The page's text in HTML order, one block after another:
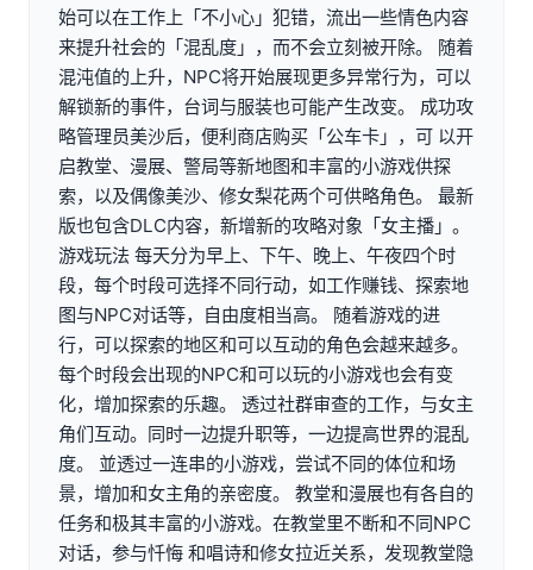
始可以在工作上「不小心」犯错，流出一些情色内容
来提升社会的「混乱度」，而不会立刻被开除。 随着
混沌值的上升，NPC将开始展现更多异常行为，可以
解锁新的事件，台词与服装也可能产生改变。 成功攻
略管理员美沙后，便利商店购买「公车卡」，可 以开
启教堂、漫展、警局等新地图和丰富的小游戏供探
索，以及偶像美沙、修女梨花两个可供略角色。 最新
版也包含DLC内容，新增新的攻略对象「女主播」。
游戏玩法 每天分为早上、下午、晚上、午夜四个时
段，每个时段可选择不同行动，如工作赚钱、探索地
图与NPC对话等，自由度相当高。 随着游戏的进
行，可以探索的地区和可以互动的角色会越来越多。
每个时段会出现的NPC和可以玩的小游戏也会有变
化，增加探索的乐趣。 透过社群审查的工作，与女主
角们互动。同时一边提升职等，一边提高世界的混乱
度。 並透过一连串的小游戏，尝试不同的体位和场
景，增加和女主角的亲密度。 教堂和漫展也有各自的
任务和极其丰富的小游戏。在教堂里不断和不同NPC
对话，参与忏悔 和唱诗和修女拉近关系，发现教堂隐